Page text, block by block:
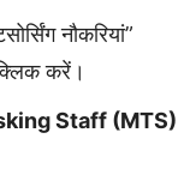
नौकरियां”
करें।
Staff (MTS)